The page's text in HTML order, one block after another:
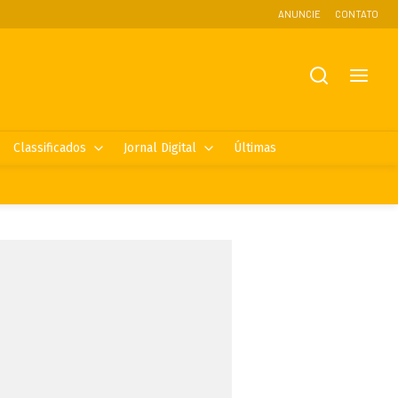
ANUNCIE CONTATO
Classificados Jornal Digital Últimas